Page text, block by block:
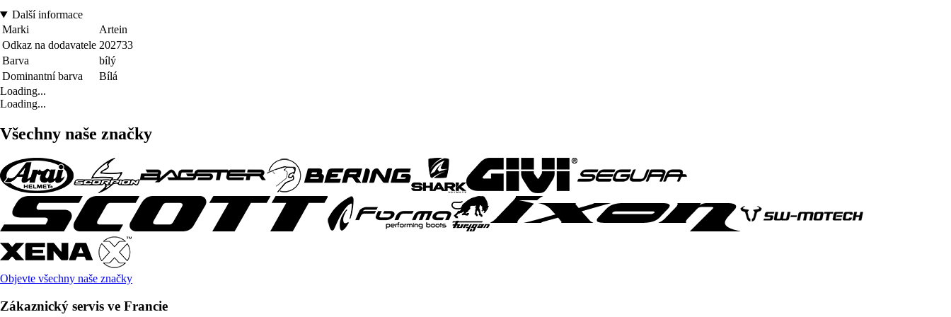
Další informace
Marki
Artein
Odkaz na dodavatele 202733
Barva
bílý
Dominantní barva
Bílá
Loading...
Loading...
Všechny naše značky
Objevte všechny naše značky
Zákaznický servis ve Francie